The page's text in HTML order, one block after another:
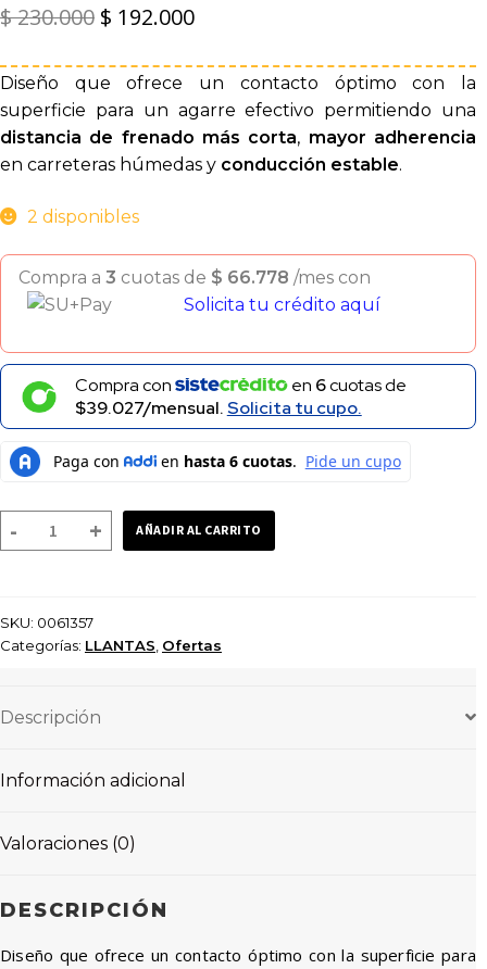
$230.000 El
original
era:
$ 230.000.
$ 192.000El
actual
es:
$ 192.000.
Diseño que ofrece un contacto óptimo con la
superficie para un agarre efectivo permitiendo una
distancia de frenado más corta, mayor adherencia
en carreteras húmedas y conducción estable.
2 disponibles
Compra a 3 cuotas de $ 66.778 /mes con
Solicita tu crédito aquí
Compra con en 6cuotas de
$39.027/mensual.Solicita tu cupo.
-
LLANTA
NAYASA
BLACKBUCK
TUBETYPE
+ AÑADIR AL CARRITO
SKU: 0061357
Categorías: LLANTAS Ofertas
Descripción
Información adicional
Valoraciones (0)
DESCRIPCIÓN
Diseño que ofrece un contacto óptimo con la superficie para